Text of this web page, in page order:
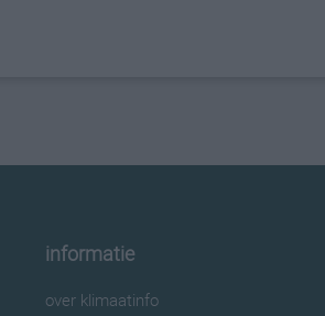
informatie
over klimaatinfo